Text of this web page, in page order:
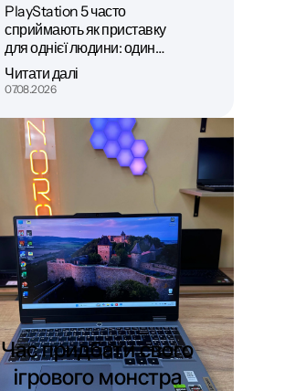
PlayStation 5 часто
сприймають як приставку
для однієї людини: один…
Читати далі
07.08.2026
Час придбати свого
ігрового монстра